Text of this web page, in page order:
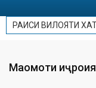
Мақомоти иҷроия